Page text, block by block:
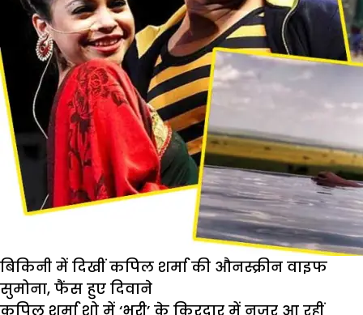
बिकिनी में दिखीं कपिल शर्मा की औनस्क्रीन वाइफ
सुमोना, फैंस हुए दिवाने
कपिल शर्मा शो में ‘भूरी’ के किरदार में नजर आ रहीं